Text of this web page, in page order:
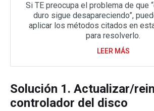
Si TE preocupa el problema de que
duro sigue desapareciendo”,
aplicar los métodos citados en
para resolverlo.
LEER MÁS
Solución 1. Actualizar/
controlador del disco